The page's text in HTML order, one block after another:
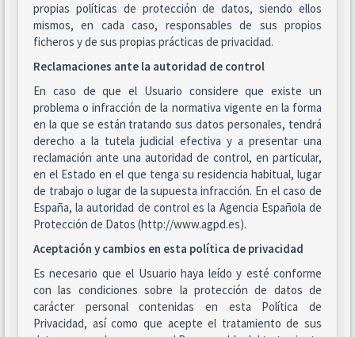
propias políticas de protección de datos, siendo ellos
mismos, en cada caso, responsables de sus propios
ficheros y de sus propias prácticas de privacidad.
Reclamaciones ante la autoridad de control
En caso de que el Usuario considere que existe un
problema o infracción de la normativa vigente en la forma
en la que se están tratando sus datos personales, tendrá
derecho a la tutela judicial efectiva y a presentar una
reclamación ante una autoridad de control, en particular,
en el Estado en el que tenga su residencia habitual, lugar
de trabajo o lugar de la supuesta infracción. En el caso de
España, la autoridad de control es la Agencia Española de
Protección de Datos (http://www.agpd.es).
Aceptación y cambios en esta política de privacidad
Es necesario que el Usuario haya leído y esté conforme
con las condiciones sobre la protección de datos de
carácter personal contenidas en esta Política de
Privacidad, así como que acepte el tratamiento de sus